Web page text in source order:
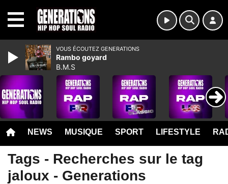
NEWS MUSIQUE SPORT LIFESTYLE
Tags - Recherches sur le tag
jaloux - Generations
VOUS ÉCOUTEZ GENERATIONS
Rambo goyard
B.M.S